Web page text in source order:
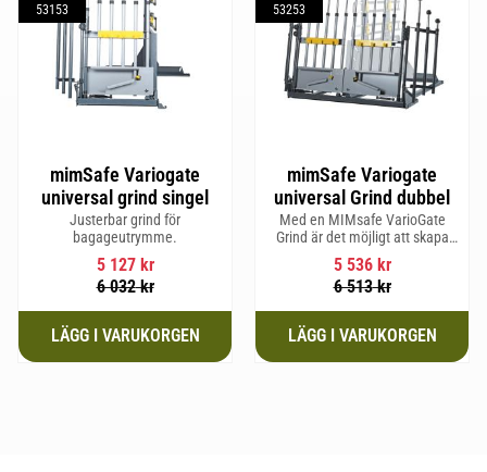
mimSafe Variogate
universal grind singel
Justerbar grind för
bagageutrymme.
5 127kr
6 032kr
53153
mimSafe Variogate
universal Grind dubbel
Med en MIMsafe VarioGate
Grind är det möjligt att skapa
ett inhägnat område i hela
bagageutrymmet som kan
användas för transport av
hundar eller last
5 536kr
6 513kr
53253